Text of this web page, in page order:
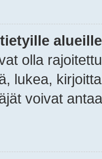
olla
lukea,
voivat